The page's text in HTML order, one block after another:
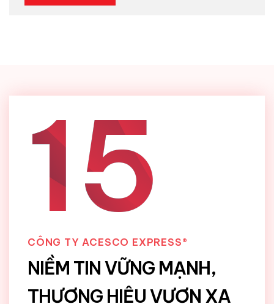
15
CÔNG TY ACESCO EXPRESS®
NIỀM TIN VỮNG MẠNH,
THƯƠNG HIỆU VƯƠN XA